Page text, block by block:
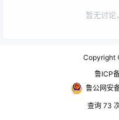
暂无讨论
Copyright
鲁ICP
鲁公网安
查询 73